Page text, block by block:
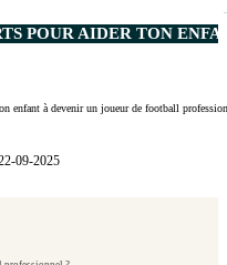
POUR AIDER TON
enfant à devenir un joueur de football
09-2025